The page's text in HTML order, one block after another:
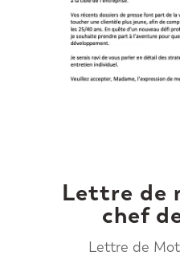
Lettre de
chef
Lettre de